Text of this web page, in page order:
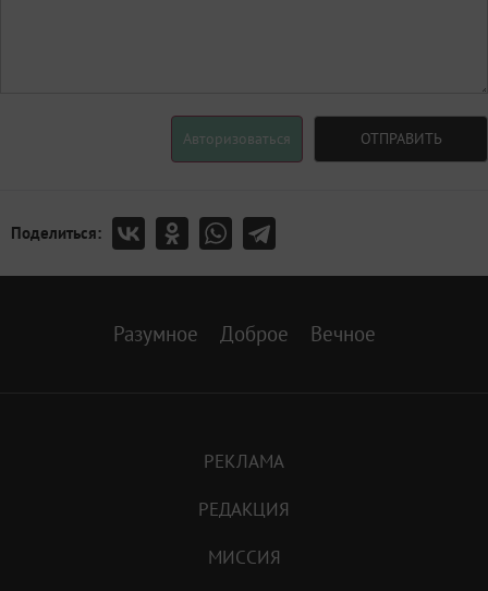
Авторизоваться ОТПРАВИТЬ
Поделиться:
Разумное Доброе Вечное
РЕКЛАМА
РЕДАКЦИЯ
МИССИЯ